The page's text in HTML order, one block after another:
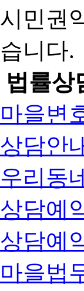
시민권
습니다.
법률상
마을변
상담안
우리동
상담예
상담예
마을법